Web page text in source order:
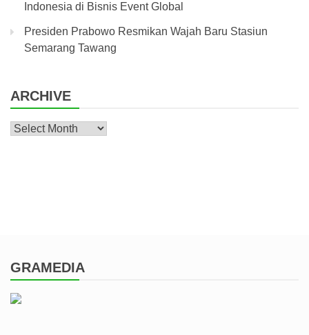
Indonesia di Bisnis Event Global
Presiden Prabowo Resmikan Wajah Baru Stasiun
Semarang Tawang
ARCHIVE
Archive
GRAMEDIA